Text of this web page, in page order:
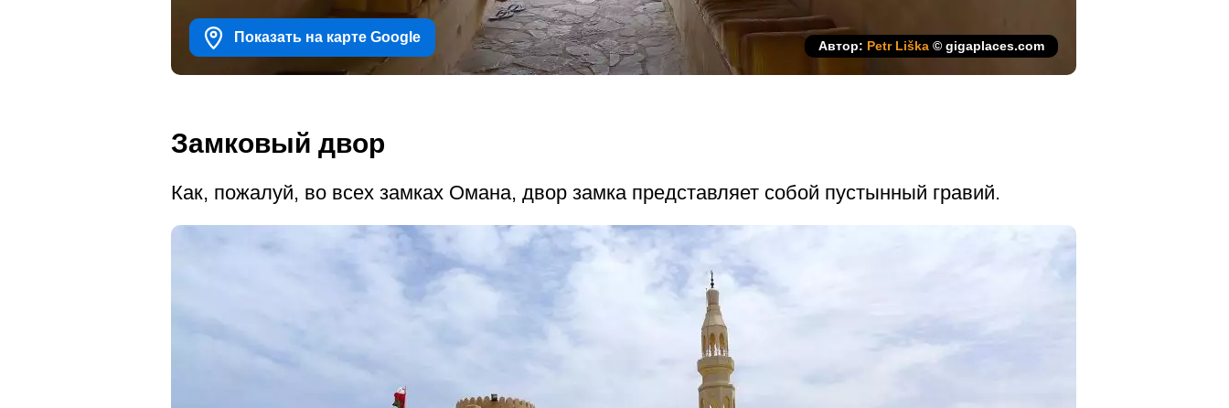
Показать на карте Google
Автор: Petr Liška © gigaplaces.com
Замковый двор
Как, пожалуй, во всех замках Омана, двор замка представляет собой пустынный гравий.